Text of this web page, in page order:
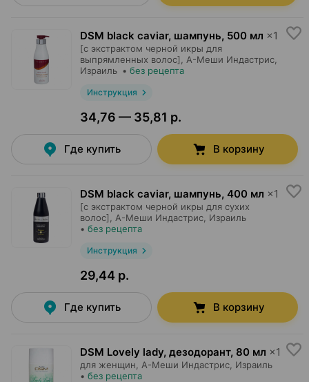
DSM black caviar, шампунь, 500 мл ×1
[с экстрактом черной икры для
выпрямленных волос],
А-Меши Индастрис
Израиль • без рецепта
Инструкция
34,76 — 35,81 р.
Где купить В корзину
DSM black caviar, шампунь, 400 мл ×1
[с экстрактом черной икры для сухих
волос],
А-Меши Индастрис , Израиль
• без рецепта
Инструкция
29,44 р.
Где купить В корзину
DSM Lovely lady, дезодорант, 80 мл ×1
для женщин, А-Меши Индастрис , Израиль
• без рецепта